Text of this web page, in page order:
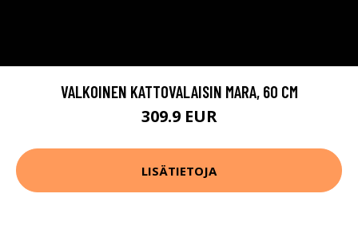
VALKOINEN KATTOVALAISIN MARA, 60 CM
309.9 EUR
LISÄTIETOJA